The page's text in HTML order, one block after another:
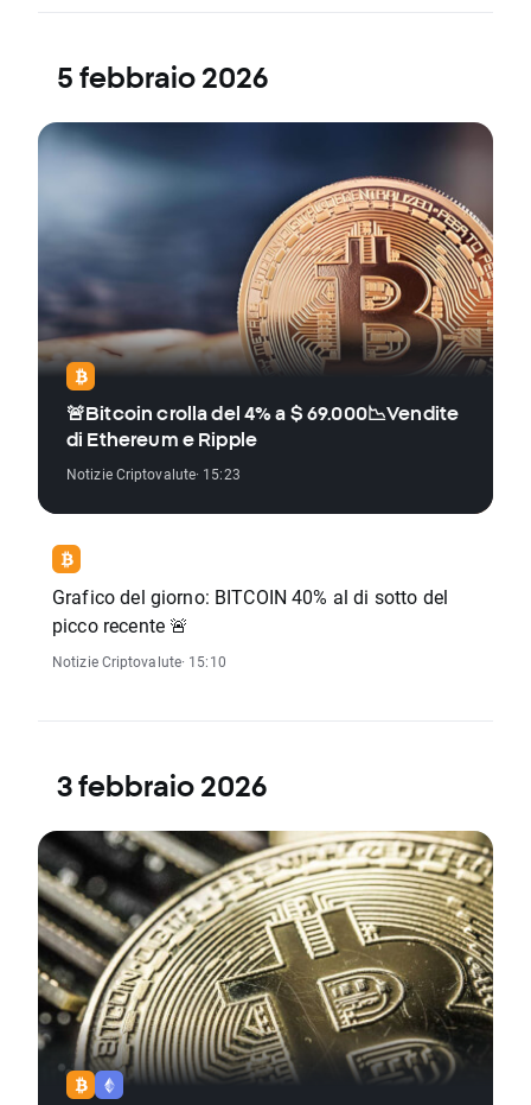
5 febbraio 2026
🚨Bitcoin crolla del 4% a $ 69.000📉Vendite
di Ethereum e Ripple
Notizie Criptovalute· 15:23
Grafico del giorno: BITCOIN 40% al di sotto del
picco recente 🚨
Notizie Criptovalute· 15:10
3 febbraio 2026